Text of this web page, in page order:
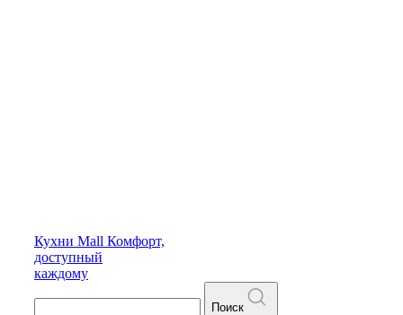
Кухни Mall Комфорт,
доступный
каждому
Поиск